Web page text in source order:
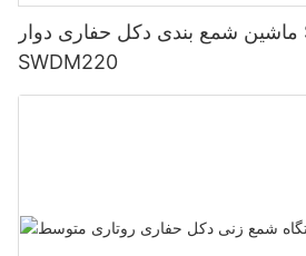
ماشین شمع بندی دکل حفاری دوار Sunward
SWDM220